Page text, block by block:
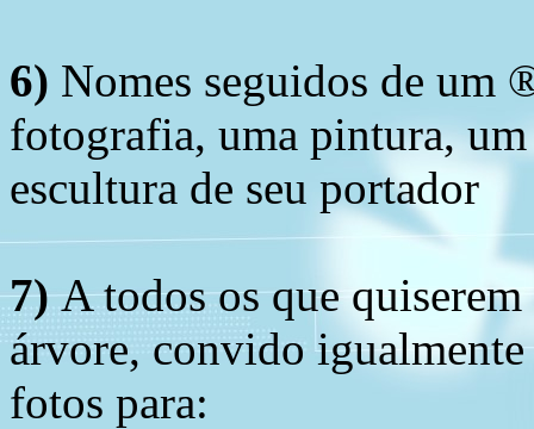
6) Nomes seguidos de um
fotografia, uma pintura,
escultura de seu portador
7)A todos os que
árvore, convido
fotos para: